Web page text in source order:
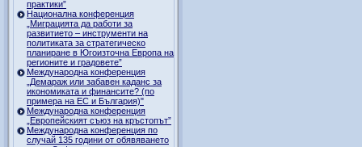
практики”
Национална конференция
„Миграцията да работи за
развитието – инструменти на
политиката за стратегическо
планиране в Югоизточна Европа на
регионите и градовете”
Международна конференция
„Демараж или забавен каданс за
икономиката и финансите? (по
примера на ЕС и България)"
Международна конференция
„Европейският съюз на кръстопът”
Международна конференция по
случай 135 години от обявяването